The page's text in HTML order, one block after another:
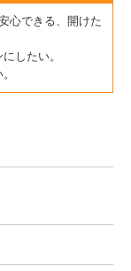
心できる、開けた
したい。